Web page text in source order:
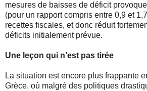
mesures de baisses de déficit
(pour un rapport compris entre 0,9 et
recettes fiscales, et donc réduit
déficits initialement prévue.
Une leçon qui n’est pas tirée
La situation est encore plus frappante
Grèce, où malgré des politiques